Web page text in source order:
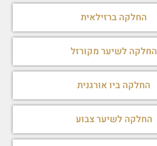
החלקה ברזילאית
החלקה לשיער מקורזל
החלקה ביו אורגנית
החלקה לשיער צבוע